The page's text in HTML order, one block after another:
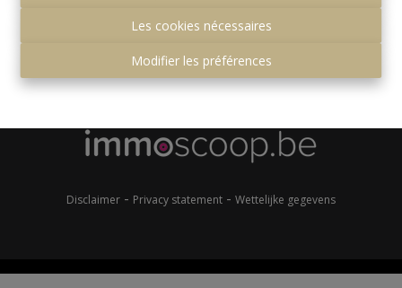
Les cookies nécessaires
Modifier les préférences
Gemeenteplein 7
1560 Hoeilaart
+32 (0)2 657 36 99
Disclaimer - Privacy statement - Wettelijke gegevens